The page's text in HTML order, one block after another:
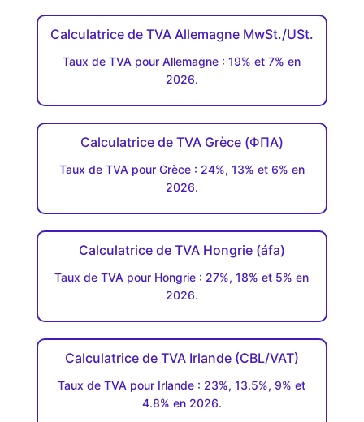
Calculatrice de TVA Allemagne MwSt./USt.
Taux de TVA pour Allemagne : 19% et 7% en
2026.
Calculatrice de TVA Grèce (ΦΠΑ)
Taux de TVA pour Grèce : 24%, 13% et 6% en
2026.
Calculatrice de TVA Hongrie (áfa)
Taux de TVA pour Hongrie : 27%, 18% et 5% en
2026.
Calculatrice de TVA Irlande (CBL/VAT)
Taux de TVA pour Irlande : 23%, 13.5%, 9% et
4.8% en 2026.